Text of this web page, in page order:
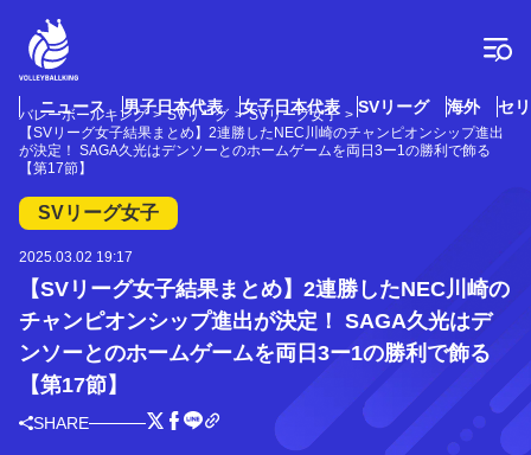
ニュース 男子日本代表 女子日本代表 SVリーグ 海外 セ
バレーボールキング SVリーグ
SVリーグ女子
【SVリーグ女子結果まとめ】2連勝したNEC川崎のチャンピオンシップ進出
が決定！ SAGA久光はデンソーとのホームゲームを両日3ー1の勝利で飾る
【第17節】
SVリーグ女子
2025.03.02 19:17
【SVリーグ女子結果まとめ】2連勝したNEC川崎の
チャンピオンシップ進出が決定！ SAGA久光はデ
ンソーとのホームゲームを両日3ー1の勝利で飾る
【第17節】
SHARE